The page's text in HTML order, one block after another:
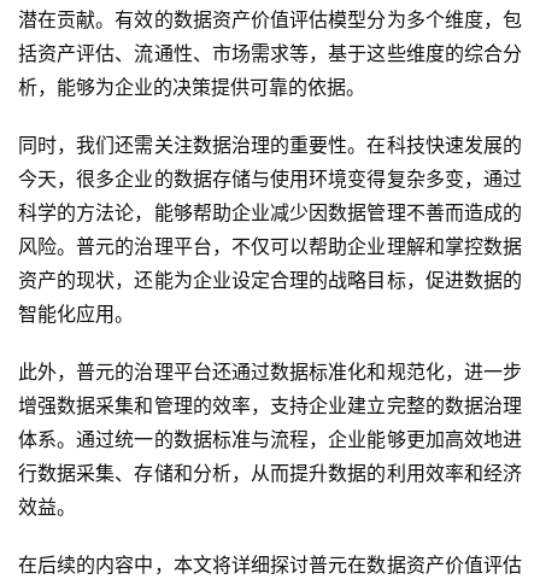
潜在贡献。有效的数据资产价值评估模型分为多个维度，包
括资产评估、流通性、市场需求等，基于这些维度的综合分
析，能够为企业的决策提供可靠的依据。
同时，我们还需关注数据治理的重要性。在科技快速发展的
今天，很多企业的数据存储与使用环境变得复杂多变，通过
科学的方法论，能够帮助企业减少因数据管理不善而造成的
风险。普元的治理平台，不仅可以帮助企业理解和掌控数据
资产的现状，还能为企业设定合理的战略目标，促进数据的
智能化应用。
此外，普元的治理平台还通过数据标准化和规范化，进一步
增强数据采集和管理的效率，支持企业建立完整的数据治理
体系。通过统一的数据标准与流程，企业能够更加高效地进
行数据采集、存储和分析，从而提升数据的利用效率和经济
效益。
在后续的内容中，本文将详细探讨普元在数据资产价值评估